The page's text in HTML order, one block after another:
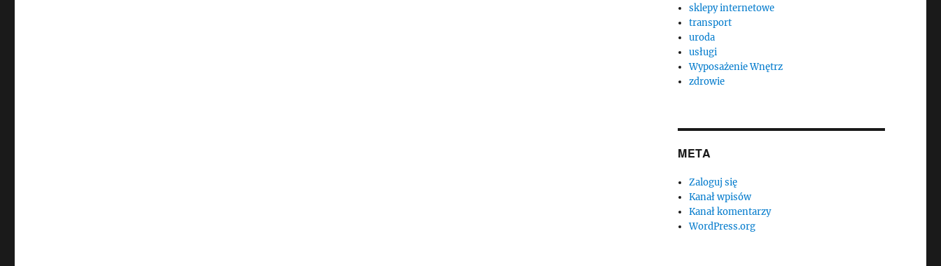
sklepy internetowe
transport
uroda
usługi
Wyposażenie Wnętrz
zdrowie
META
Zaloguj się
Kanał wpisów
Kanał komentarzy
WordPress.org